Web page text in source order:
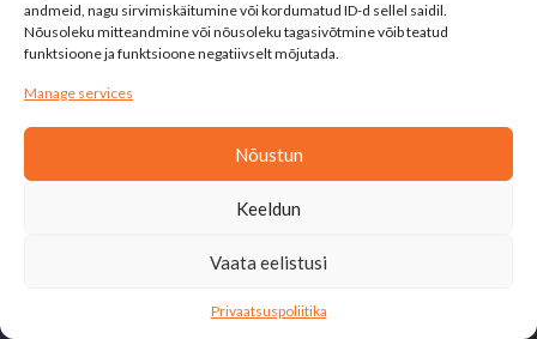
andmeid, nagu sirvimiskäitumine või kordumatud ID-d sellel saidil.
Nõusoleku mitteandmine või nõusoleku tagasivõtmine võib teatud
funktsioone ja funktsioone negatiivselt mõjutada.
Manage services
Nõustun
Keeldun
Vaata eelistusi
Privaatsuspoliitika
+372 514 1692
Leht on valminud siseministeeriumi ja Kodanikuühiskonna
© 2026 Alutaguse.